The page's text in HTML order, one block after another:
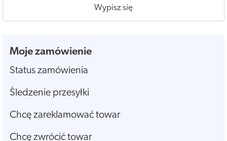
Wypisz się
Moje zamówienie
Status zamówienia
Śledzenie przesyłki
Chcę zareklamować towar
Chcę zwrócić towar